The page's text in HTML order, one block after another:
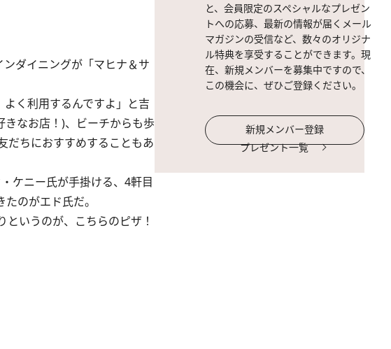
ダイニングが「マヒナ＆サ
よく利用するんですよ」と吉
なお店！)、ビーチからも歩
だちにおすすめすることもあ
ケニー氏が手掛ける、4軒目
のがエド氏だ。
いうのが、こちらのピザ！
と、会員限定のスペシャルなプレゼン
トへの応募、最新の情報が届くメール
マガジンの受信など、数々のオリジナ
ル特典を享受することができます。現
在、新規メンバーを募集中ですので、
この機会に、ぜひご登録ください。
新規メンバー登録
プレゼント一覧